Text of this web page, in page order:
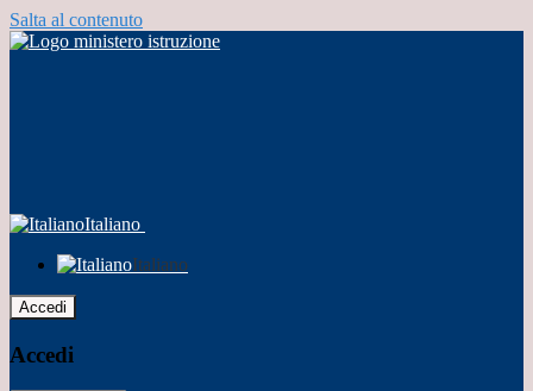
Salta al contenuto
Italiano
Italiano
Accedi
Accedi